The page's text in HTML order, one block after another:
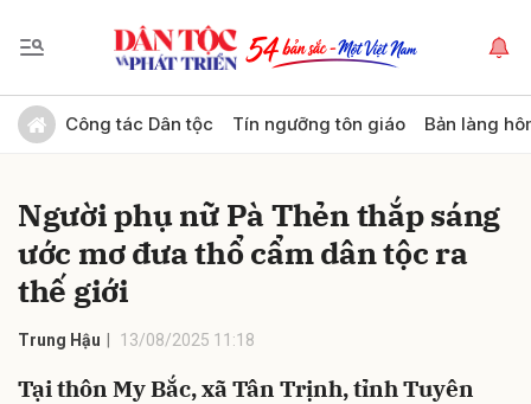
Công tác Dân tộc Tín ngưỡng tôn giáo Bản làng
Người phụ nữ Pà Thẻn thắp sáng
ước mơ đưa thổ cẩm dân tộc ra
thế giới
Trung Hậu 13/08/2025 11:18
Tại thôn My Bắc, xã Tân Trịnh, tỉnh Tuyên
Gửi bình luận